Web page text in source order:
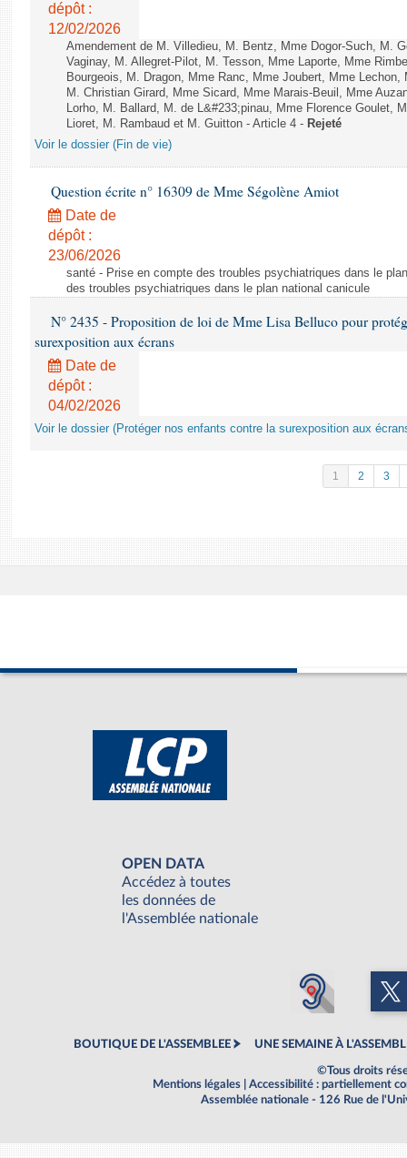
dépôt :
12/02/2026
Amendement de M. Villedieu, M. Bentz, Mme Dogor-Such, M.
Vaginay, M. Allegret-Pilot, M. Tesson, Mme Laporte, Mme
Bourgeois, M. Dragon, Mme Ranc, Mme Joubert, Mme
M. Christian Girard, Mme Sicard, Mme Marais-Beuil, Mme
Lorho, M. Ballard, M. de L&#233;pinau, Mme Florence Goulet,
Lioret, M. Rambaud et M. Guitton - Article 4 - Rejeté
Voir le dossier (Fin de vie)
Question écrite n° 16309 de Mme Ségolène Amiot
Date de
dépôt :
23/06/2026
santé - Prise en compte des troubles psychiatriques dans le
des troubles psychiatriques dans le plan national canicule
N° 2435 - Proposition de loi de Mme Lisa Belluco pour
surexposition aux écrans
Date de
dépôt :
04/02/2026
Voir le dossier (Protéger nos enfants contre la surexposition aux
1 2 3
OPEN DATA
Accédez à toutes
les données de
l'Assemblée nationale
BOUTIQUE DE L'ASSEMBLEE UNE SEMAINE À
©Tous droits
Mentions légales
Accessibilité : partiellement
Assemblée nationale - 126 Rue de